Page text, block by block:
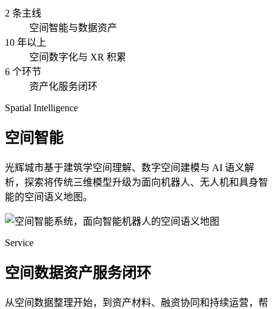
2 条主线
空间智能与数据资产
10 年以上
空间数字化与 XR 积累
6 个环节
资产化服务闭环
Spatial Intelligence
空间智能
光辉城市基于建筑学空间理解、数字空间建模与 AI 语义解
析，探索将传统三维模型升级为面向机器人、无人机和具身智
能的空间语义地图。
Service
空间数据资产服务闭环
从空间数据整理开始，到资产材料、融资协同和持续运营，帮